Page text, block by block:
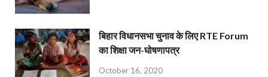
बिहार विधानसभा चुनाव के लिए RTE Forum
का शिक्षा जन-घोषणापत्र
October 16, 2020